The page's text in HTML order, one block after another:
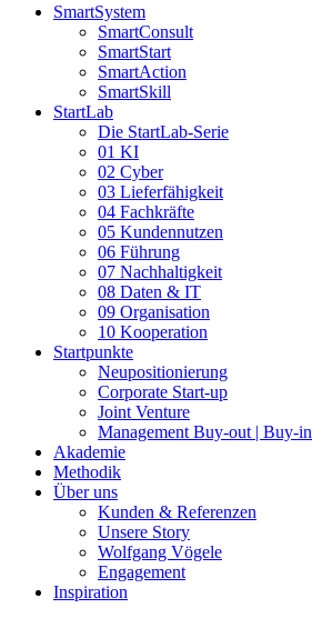
SmartSystem
SmartConsult
SmartStart
SmartAction
SmartSkill
StartLab
Die StartLab-Serie
01 KI
02 Cyber
03 Lieferfähigkeit
04 Fachkräfte
05 Kundennutzen
06 Führung
07 Nachhaltigkeit
08 Daten & IT
09 Organisation
10 Kooperation
Startpunkte
Neupositionierung
Corporate Start-up
Joint Venture
Management Buy-out | Buy-in
Akademie
Methodik
Über uns
Kunden & Referenzen
Unsere Story
Wolfgang Vögele
Engagement
Inspiration